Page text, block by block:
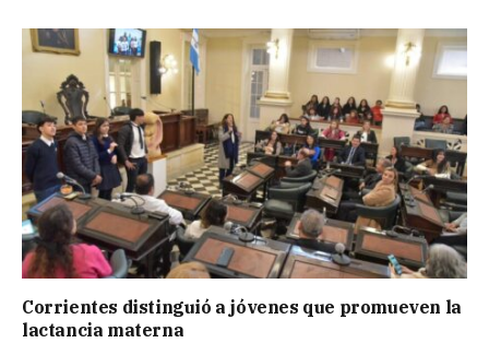
Corrientes distinguió a jóvenes que promueven la
lactancia materna